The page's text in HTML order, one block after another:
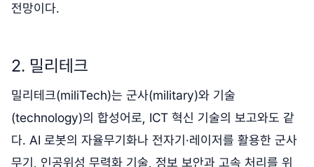
전망이다.
2. 밀리테크
밀리테크(miliTech)는 군사(military)와 기술
(technology)의 합성어로, ICT 혁신 기술의 보고와도 같
다. AI 로봇의 자율무기화나 전자기·레이저를 활용한 군사
무기, 인공위성 무력화 기술, 정보 보안과 고속 처리를 위